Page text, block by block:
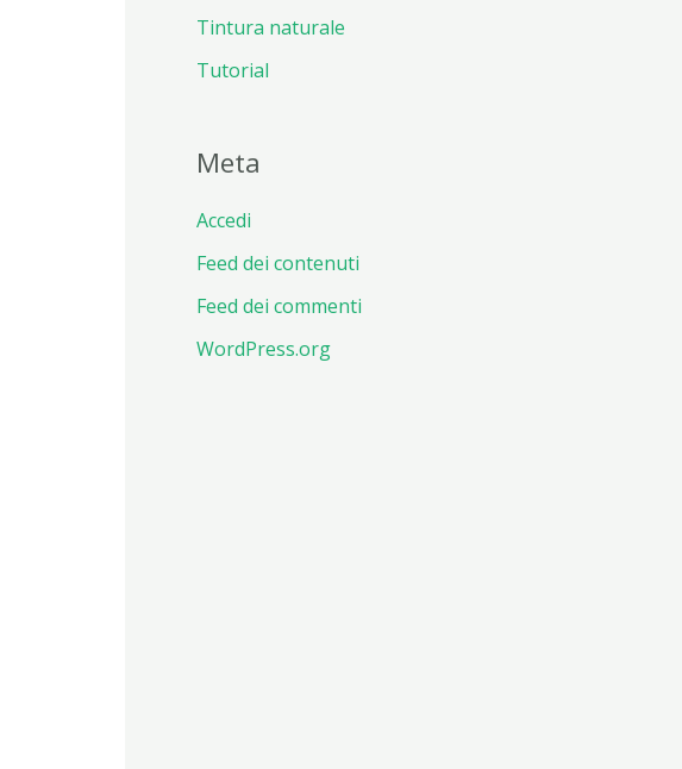
Tintura naturale
Tutorial
Meta
Accedi
Feed dei contenuti
Feed dei commenti
WordPress.org